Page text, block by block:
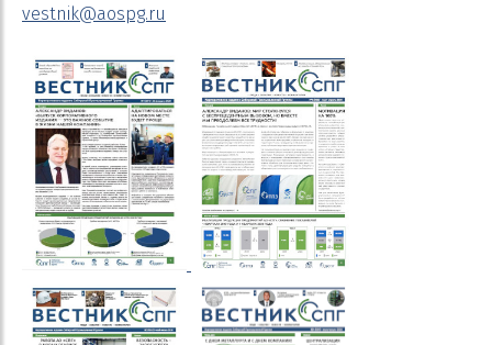
vestnik@aospg.ru